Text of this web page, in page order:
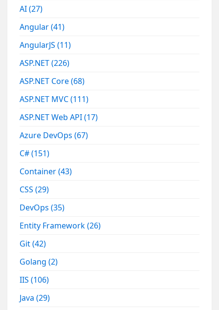
AI(27)
Angular(41)
AngularJS(11)
ASP.NET(226)
ASP.NET Core(68)
ASP.NET MVC(111)
ASP.NET Web API(17)
Azure DevOps(67)
C#(151)
Container(43)
CSS(29)
DevOps(35)
Entity Framework(26)
Git(42)
Golang(2)
IIS(106)
Java(29)